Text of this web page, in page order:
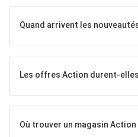
Quand arrivent les
Les offres Action durent-
Où trouver un magasin Action